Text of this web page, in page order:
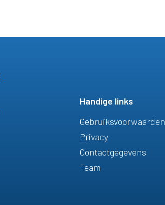
Handige links
Gebruiksvoorwaarden
Privacy
Contactgegevens
Team